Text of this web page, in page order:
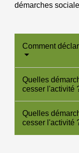
démarches
Comment
Quelles
cesser l'activité
Quelles
cesser l'activité